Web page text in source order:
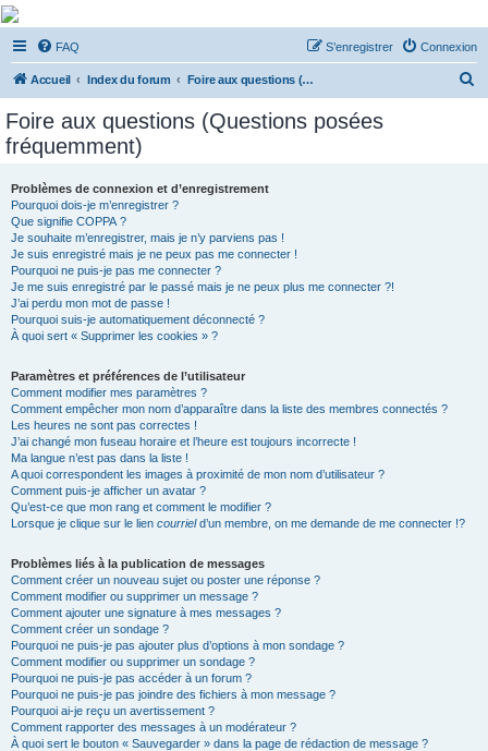
De Musicae Militari -
Forums
Forums de discussions
FAQ Connexion
S’enregistrer
Accueil Index du forum Foire aux questions (Questions posées fréquemment)
Foire aux questions (Questions posées
fréquemment)
Problèmes de connexion et d’enregistrement
Pourquoi dois-je m’enregistrer ?
Que signifie COPPA ?
Je souhaite m’enregistrer, mais je n’y parviens pas !
Je suis enregistré mais je ne peux pas me connecter !
Pourquoi ne puis-je pas me connecter ?
Je me suis enregistré par le passé mais je ne peux plus me connecter ?!
J’ai perdu mon mot de passe !
Pourquoi suis-je automatiquement déconnecté ?
À quoi sert « Supprimer les cookies » ?
Paramètres et préférences de l’utilisateur
Comment modifier mes paramètres ?
Comment empêcher mon nom d’apparaître dans la liste des membres connectés ?
Les heures ne sont pas correctes !
J’ai changé mon fuseau horaire et l’heure est toujours incorrecte !
Ma langue n’est pas dans la liste !
A quoi correspondent les images à proximité de mon nom d’utilisateur ?
Comment puis-je afficher un avatar ?
Qu’est-ce que mon rang et comment le modifier ?
Lorsque je clique sur le lien courrield’un membre, on me demande de me connecter !?
Problèmes liés à la publication de messages
Comment créer un nouveau sujet ou poster une réponse ?
Comment modifier ou supprimer un message ?
Comment ajouter une signature à mes messages ?
Comment créer un sondage ?
Pourquoi ne puis-je pas ajouter plus d’options à mon sondage ?
Comment modifier ou supprimer un sondage ?
Pourquoi ne puis-je pas accéder à un forum ?
Pourquoi ne puis-je pas joindre des fichiers à mon message ?
Pourquoi ai-je reçu un avertissement ?
Comment rapporter des messages à un modérateur ?
À quoi sert le bouton « Sauvegarder » dans la page de rédaction de message ?